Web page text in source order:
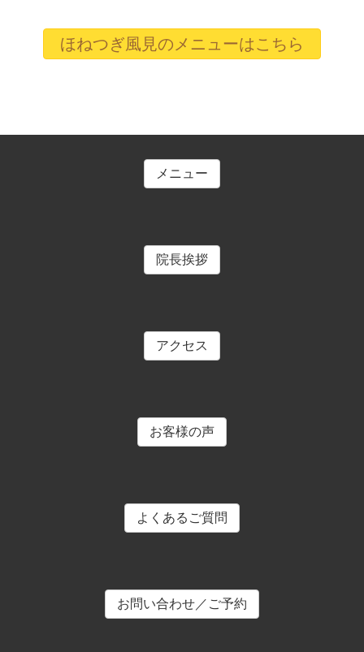
ほねつぎ風見のメニューはこちら
メニュー
院長挨拶
アクセス
お客様の声
よくあるご質問
お問い合わせ／ご予約